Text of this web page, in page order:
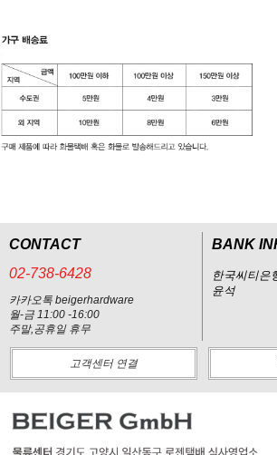
CONTACT
02-738-6428
카카오톡 beigerhardware
월-금 11:00 -16:00
주말,공휴일 휴무
BANK
한국씨티은
윤석
고객센터 연결